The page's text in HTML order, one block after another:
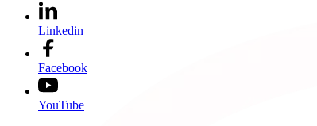
Linkedin
Facebook
YouTube